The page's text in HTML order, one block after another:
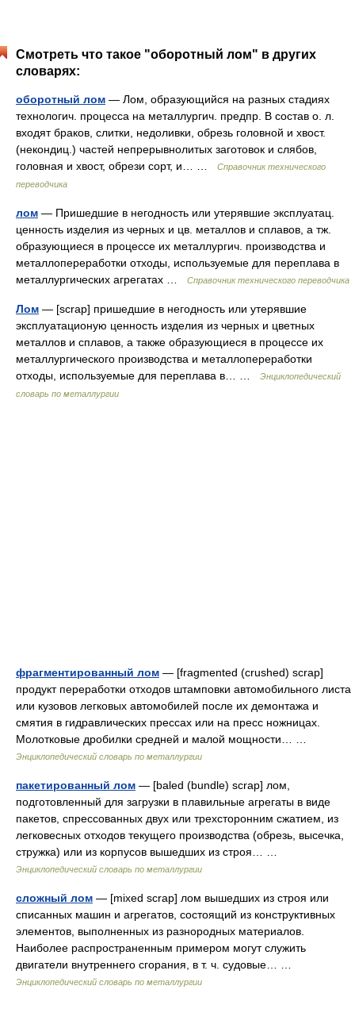
Смотреть что такое "оборотный лом" в других
словарях:
оборотный лом — Лом, образующийся на разных стадиях
технологич. процесса на металлургич. предпр. В состав о. л.
входят браков, слитки, недоливки, обрезь головной и хвост.
(некондиц.) частей непрерывнолитых заготовок и слябов,
головная и хвост, обрези сорт, и… …
Справочник технического
переводчика
лом — Пришедшие в негодность или утерявшие эксплуатац.
ценность изделия из черных и цв. металлов и сплавов, а тж.
образующиеся в процессе их металлургич. производства и
металлопереработки отходы, используемые для переплава в
металлургических агрегатах …
Справочник технического переводчика
Лом — [scrap] пришедшие в негодность или утерявшие
эксплуатационую ценность изделия из черных и цветных
металлов и сплавов, а также образующиеся в процессе их
металлургического производства и металлопереработки
отходы, используемые для переплава в… …
Энциклопедический
словарь по металлургии
фрагментированный лом — [fragmented (crushed) scrap]
продукт переработки отходов штамповки автомобильного листа
или кузовов легковых автомобилей после их демонтажа и
смятия в гидравлических прессах или на пресс ножницах.
Молотковые дробилки средней и малой мощности… …
Энциклопедический словарь по металлургии
пакетированный лом — [baled (bundle) scrap] лом,
подготовленный для загрузки в плавильные агрегаты в виде
пакетов, спрессованных двух или трехсторонним сжатием, из
легковесных отходов текущего производства (обрезь, высечка,
стружка) или из корпусов вышедших из строя… …
Энциклопедический словарь по металлургии
сложный лом — [mixed scrap] лом вышедших из строя или
списанных машин и агрегатов, состоящий из конструктивных
элементов, выполненных из разнородных материалов.
Наиболее распространенным примером могут служить
двигатели внутреннего сгорания, в т. ч. судовые… …
Энциклопедический словарь по металлургии